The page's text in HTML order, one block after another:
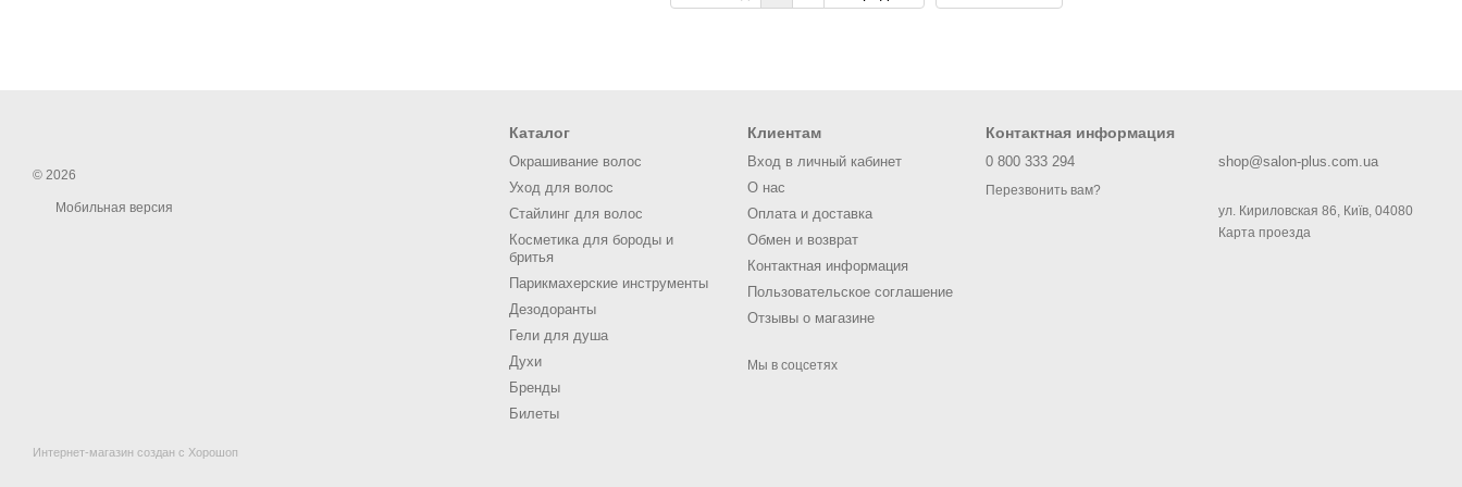
© 2026
Мобильная версия
Интернет-магазин создан с Хорошоп
Каталог
Окрашивание волос
Уход для волос
Стайлинг для волос
Косметика для бороды и
бритья
Парикмахерские инструменты
Дезодоранты
Гели для душа
Духи
Бренды
Билеты
Клиентам
Вход в личный кабинет
О нас
Оплата и доставка
Обмен и возврат
Контактная информация
Пользовательское соглашение
Отзывы о магазине
Мы в соцсетях
Контактная информация
0 800 333 294
Перезвонить вам?
shop@salon-plus.com.ua
ул. Кириловская 86, Київ, 04080
Карта проезда